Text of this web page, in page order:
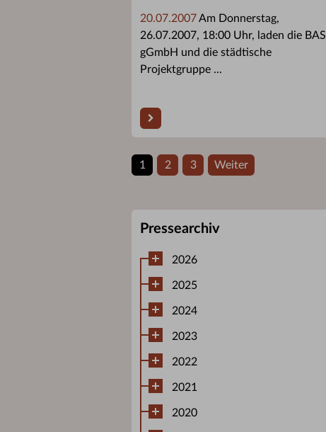
20.07.2007Am Donnerstag,
26.07.2007, 18:00 Uhr, laden die BAS
gGmbH und die städtische
Projektgruppe ...
1 2 3 Weiter
Pressearchiv
2026
2025
2024
2023
2022
2021
2020